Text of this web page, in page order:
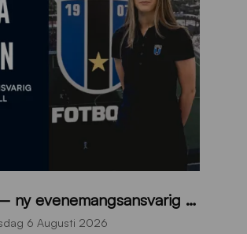
Emilia Janson – ny evenemangsansvarig för Sirius Fotboll
6 Augusti 2026